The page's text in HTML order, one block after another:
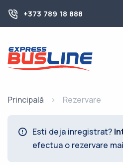
+373 789 18 888
Principală Rezervare
Esti deja inregistrat?
efectua o rezervare